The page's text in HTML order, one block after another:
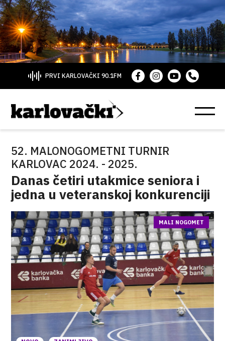
PRVI KARLOVAČKI 90.1FM
52. MALONOGOMETNI TURNIR
KARLOVAC 2024. - 2025.
Danas četiri utakmice seniora i
jedna u veteranskoj konkurenciji
MALI NOGOMET